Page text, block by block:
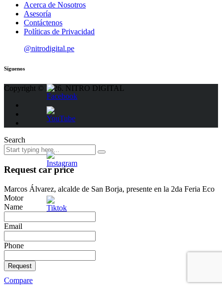
Acerca de Nosotros
Asesoría
Contáctenos
Políticas de Privacidad
@nitrodigital.pe
Síguenos
Copyright © 2026. NITRO DIGITAL
Search
Request car price
Marcos Álvarez, alcalde de San Borja, presente en la 2da Feria Eco
Motor
Name
Email
Phone
Request
Compare